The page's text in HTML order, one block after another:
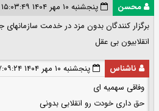
محسن
پنجشنبه ۱۰ مهر ۱۴۰۴ ۱۵:۰۳:۴۹
برگزار کنندگان بدون مزد در خدمت
انقلابیون بی عقل
ناشناس
پنجشنبه ۱۰ مهر ۱۴۰۴ ۱۷:۰۹:۲۴
وفاقی سهمیه ای
حق داری خودت رو انقلابی بدونی